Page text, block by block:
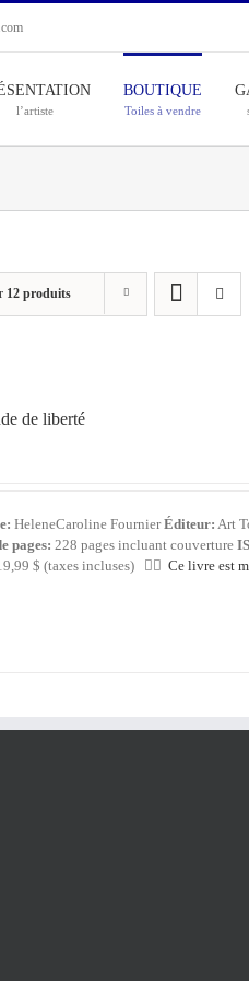
l’artiste
BOUTIQUE
Toiles à vendre
12 produits
de liberté
HeleneCaroline FournierÉditeur: Art
pages: 228 pages incluant couverture
$ (taxes incluses) 👍🏻Ce livre est